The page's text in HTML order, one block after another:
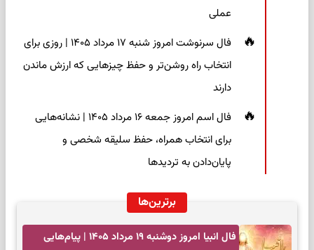
عملی
فال سرنوشت امروز شنبه ۱۷ مرداد ۱۴۰۵ | روزی برای
انتخاب راه روشن‌تر و حفظ چیزهایی که ارزش ماندن
دارند
فال اسم امروز جمعه ۱۶ مرداد ۱۴۰۵ | نشانه‌هایی
برای انتخاب همراه، حفظ سلیقه شخصی و
پایان‌دادن به تردیدها
برترین‌ها
فال انبیا امروز دوشنبه ۱۹ مرداد ۱۴۰۵ | پیام‌هایی